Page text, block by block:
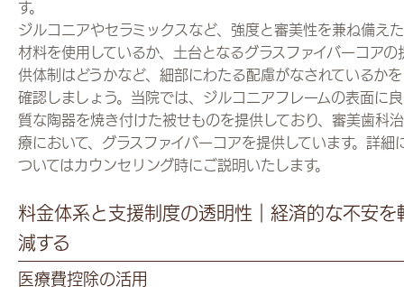
す。
ジルコニアやセラミックスなど、強度と審美性を兼ね備えた
材料を使用しているか、土台となるグラスファイバーコアの
供体制はどうかなど、細部にわたる配慮がなされているかを
確認しましょう。当院では、ジルコニアフレームの表面に良
質な陶器を焼き付けた被せものを提供しており、審美歯科治
療において、グラスファイバーコアを提供しています。詳細
ついてはカウンセリング時にご説明いたします。
料金体系と支援制度の透明性｜経済的な不安を
減する
医療費控除の活用